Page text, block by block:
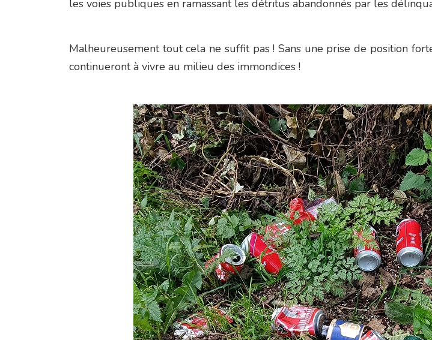
les voies publiques en ramassant les détritus abandonnés par les
Malheureusement tout cela ne suffit pas ! Sans une prise de position
continueront à vivre au milieu des immondices !